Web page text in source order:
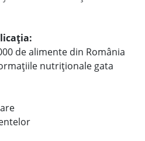
de alimente din România
nutriționale gata